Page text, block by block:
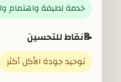
خدمة لطيفة واهتمام
📝نقاط للتحسين
توحيد جودة الأكل أكثر